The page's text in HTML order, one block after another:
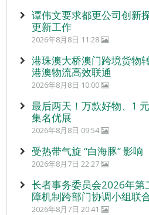
谭伟文要求都更公司创新
更新工作
2026年8月8日 11:28
港珠澳大桥澳门跨境货物
港澳物流高效联通
2026年8月8日 10:00
最后两天！万款好物、1
集名优展
2026年8月8日 09:54
受热带气旋 “白海豚” 影
2026年8月7日 22:27
长者事务委员会2026年第
障机制跨部门协调小组联
2026年8月7日 20:41